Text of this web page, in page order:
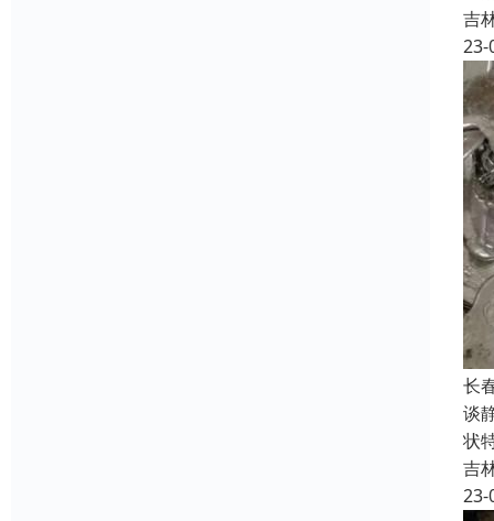
吉
23-
长
谈
状
吉
23-